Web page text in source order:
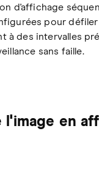
d'affichage
pour défiler
à des intervalles
sans faille.
l'image en